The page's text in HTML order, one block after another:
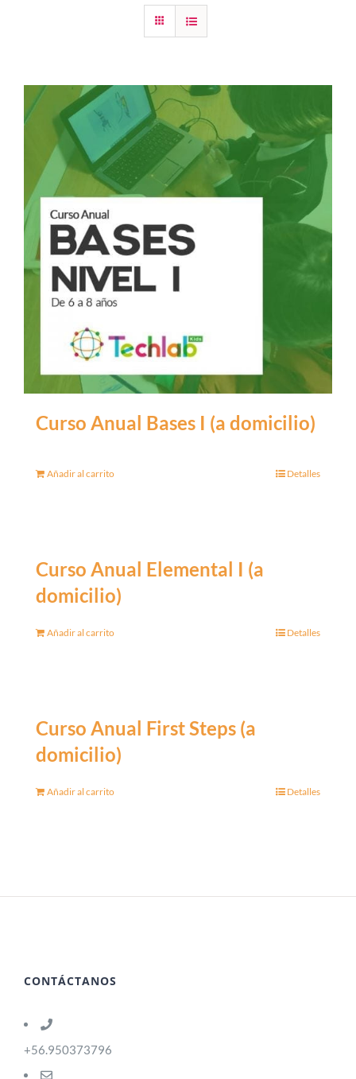
Curso Anual Bases I (a domicilio)
Añadir al carrito Detalles
Curso Anual Elemental I (a
domicilio)
Añadir al carrito Detalles
Curso Anual First Steps (a
domicilio)
Añadir al carrito Detalles
CONTÁCTANOS
+56.950373796